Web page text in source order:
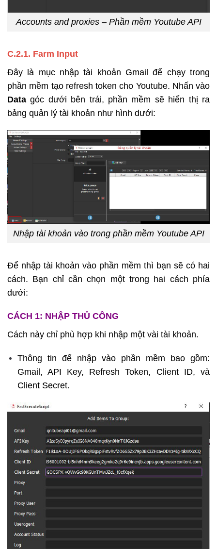
Accounts and proxies – Phần mềm Youtube API
C.2.1. Farm Input
Đây là mục nhập tài khoản Gmail để chạy trong
phần mềm tạo refresh token cho Youtube. Nhấn vào
Data góc dưới bên trái, phần mềm sẽ hiển thị ra
bảng quản lý tài khoản như hình dưới:
Nhập tài khoản vào trong phần mềm Youtube API
Để nhập tài khoản vào phần mềm thì bạn sẽ có hai
cách. Bạn chỉ cần chọn một trong hai cách phía
dưới:
CÁCH 1: NHẬP THỦ CÔNG
Cách này chỉ phù hợp khi nhập một vài tài khoản.
Thông tin để nhập vào phần mềm bao gồm:
Gmail, API Key, Refresh Token, Client ID, và
Client Secret.